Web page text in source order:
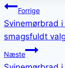
Forrige
Svinemørbrad
smagsfuldt valg
Næste